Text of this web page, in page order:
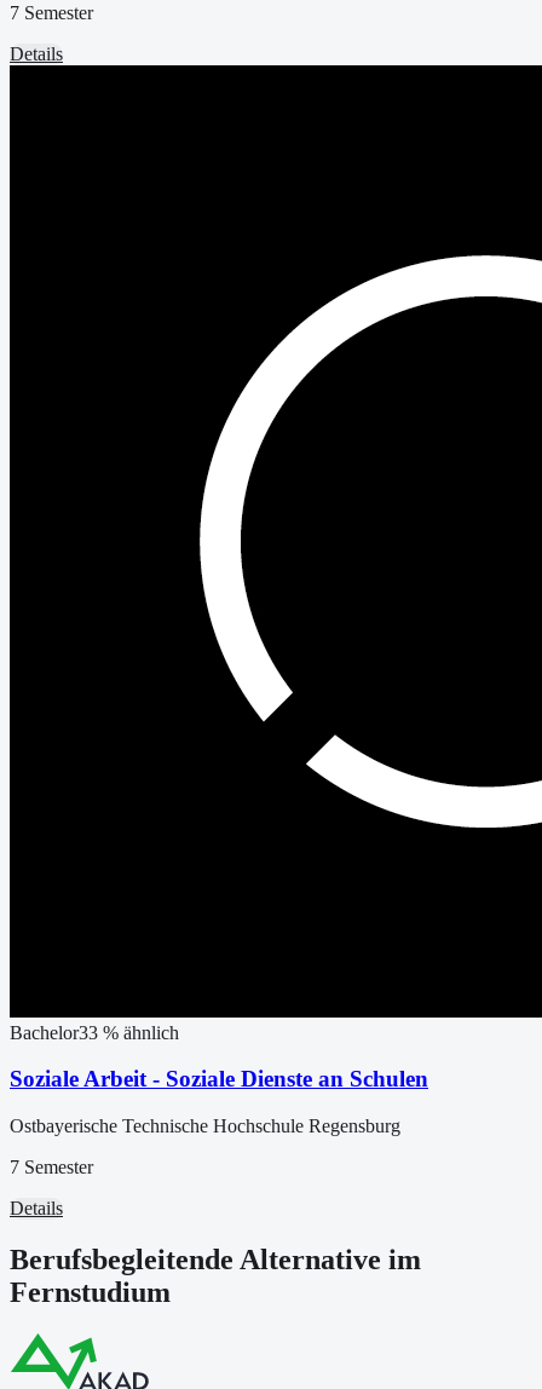
7 Semester
Details
Bachelor33 % ähnlich
Soziale Arbeit - Soziale Dienste an Schulen
Ostbayerische Technische Hochschule Regensburg
7 Semester
Details
Berufsbegleitende Alternative im
Fernstudium